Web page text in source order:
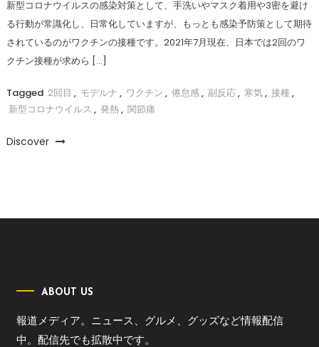
新型コロナウイルスの感染対策として、手洗いやマスク着用や3密を避け
る行動が常識化し、日常化していますが、もっとも感染予防策として期待
されているのがワクチンの接種です。2021年7月現在、日本では2回のワ
クチン接種が求めら […]
Tagged 2回目 , モデルナ , ワクチン , 倦怠感, 副反応, 寒気, 接種 ,
新型コロナウイルス , 発熱, 関節痛
Discover
ABOUT US
報道メディア。ニュース、グルメ、グッズなど情報配信
中。配信先でも拡散中です。